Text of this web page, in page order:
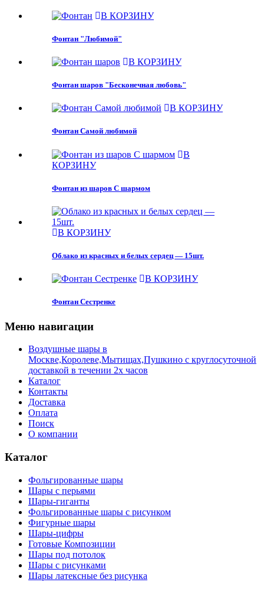
В КОРЗИНУ
Фонтан "Любимой"
В КОРЗИНУ
Фонтан шаров "Бесконечная любовь"
В КОРЗИНУ
Фонтан Самой любимой
В
КОРЗИНУ
Фонтан из шаров С шармом
В КОРЗИНУ
Облако из красных и белых сердец — 15шт.
В КОРЗИНУ
Фонтан Сестренке
Меню навигации
Воздушные шары в
Москве,Королеве,Мытищах,Пушкино с круглосуточной
доставкой в течении 2х часов
Каталог
Контакты
Доставка
Оплата
Поиск
О компании
Каталог
Фольгированные шары
Шары с перьями
Шары-гиганты
Фольгированные шары с рисунком
Фигурные шары
Шары-цифры
Готовые Композиции
Шары под потолок
Шары с рисунками
Шары латексные без рисунка